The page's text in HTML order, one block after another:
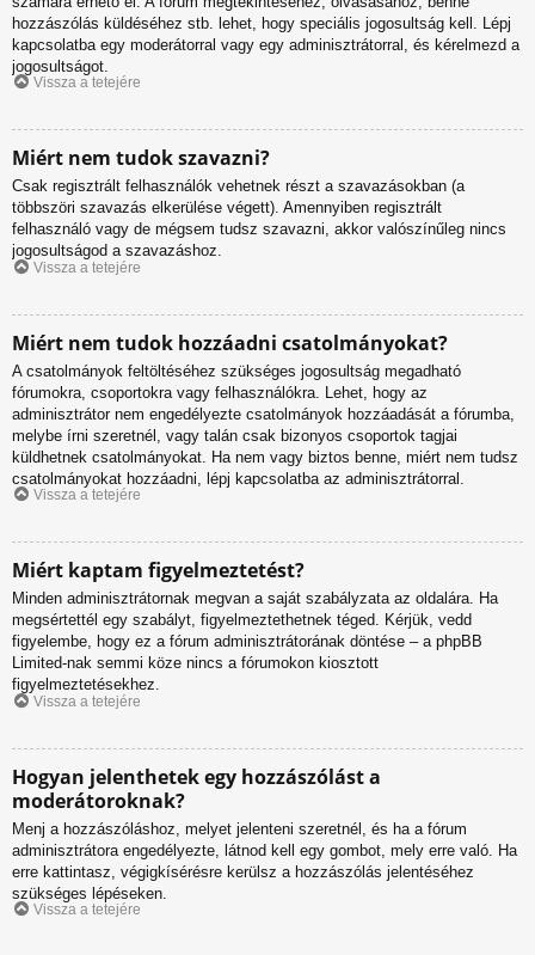
hozzászólás küldéséhez stb. lehet, hogy speciális jogosultság kell. Lépj
kapcsolatba egy moderátorral vagy egy adminisztrátorral, és kérelmezd a
jogosultságot.
Vissza a tetejére
Miért nem tudok szavazni?
Csak regisztrált felhasználók vehetnek részt a szavazásokban (a
többszöri szavazás elkerülése végett). Amennyiben regisztrált
felhasználó vagy de mégsem tudsz szavazni, akkor valószínűleg nincs
jogosultságod a szavazáshoz.
Vissza a tetejére
Miért nem tudok hozzáadni csatolmányokat?
A csatolmányok feltöltéséhez szükséges jogosultság megadható
fórumokra, csoportokra vagy felhasználókra. Lehet, hogy az
adminisztrátor nem engedélyezte csatolmányok hozzáadását a fórumba,
melybe írni szeretnél, vagy talán csak bizonyos csoportok tagjai
küldhetnek csatolmányokat. Ha nem vagy biztos benne, miért nem tudsz
csatolmányokat hozzáadni, lépj kapcsolatba az adminisztrátorral.
Vissza a tetejére
Miért kaptam figyelmeztetést?
Minden adminisztrátornak megvan a saját szabályzata az oldalára. Ha
megsértettél egy szabályt, figyelmeztethetnek téged. Kérjük, vedd
figyelembe, hogy ez a fórum adminisztrátorának döntése – a phpBB
Limited-nak semmi köze nincs a fórumokon kiosztott
figyelmeztetésekhez.
Vissza a tetejére
Hogyan jelenthetek egy hozzászólást a
moderátoroknak?
Menj a hozzászóláshoz, melyet jelenteni szeretnél, és ha a fórum
adminisztrátora engedélyezte, látnod kell egy gombot, mely erre való. Ha
erre kattintasz, végigkísérésre kerülsz a hozzászólás jelentéséhez
szükséges lépéseken.
Vissza a tetejére